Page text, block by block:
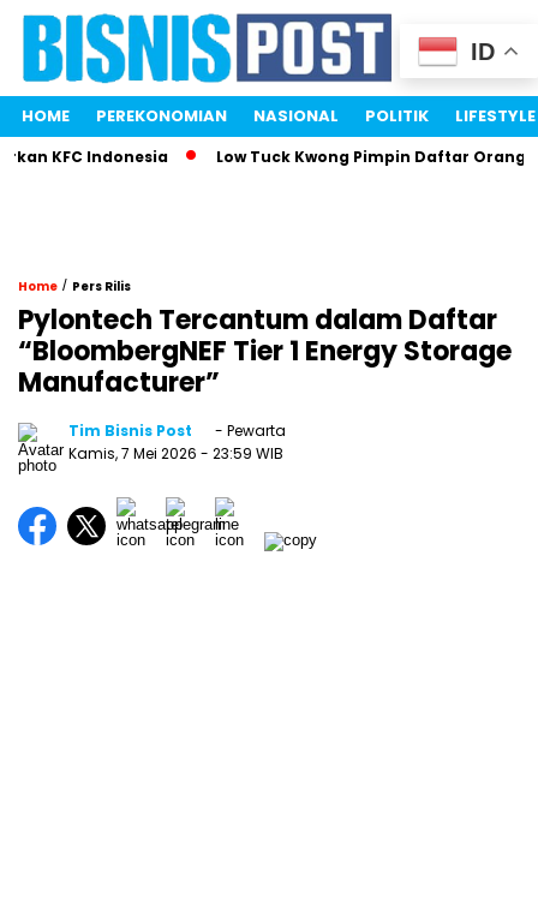
HOME PEREKONOMIAN NASIONAL POLITIK LIFESTYLE
KFC Indonesia Low Tuck Kwong Pimpin Daftar Orang
Home / Pers Rilis
Pylontech Tercantum dalam Daftar
“BloombergNEF Tier 1 Energy Storage
Manufacturer”
Tim Bisnis Post
- Pewarta
Kamis, 7 Mei 2026 - 23:59 WIB
ID